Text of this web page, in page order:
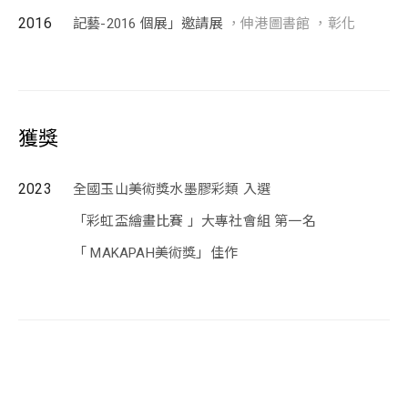
2016 記藝-2016 個展」邀請展 ，伸港圖書館 ，彰化
獲獎
2023
全國玉山美術獎水墨膠彩類 入選
「彩虹盃繪畫比賽 」大專社會組 第一名
「 MAKAPAH美術獎」佳作